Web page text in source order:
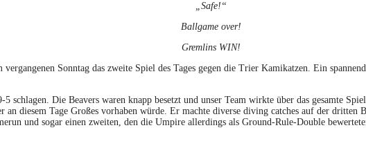
„Safe!“
Ballgame over!
Gremlins WIN!
Sonntag das zweite Spiel des Tages gegen die Trier Kamikatzen. Ein
Die Beavers waren knapp besetzt und unser Team wirkte über das gesamte
diesem Tage Großes vorhaben würde. Er machte diverse diving catches auf der dritten
und sogar einen zweiten, den die Umpire allerdings als Ground-Rule-Double